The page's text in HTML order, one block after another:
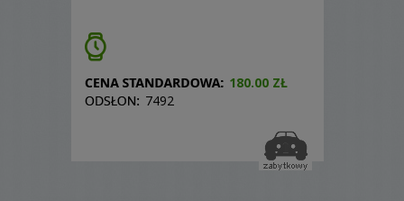
180.00 ZŁ
7492